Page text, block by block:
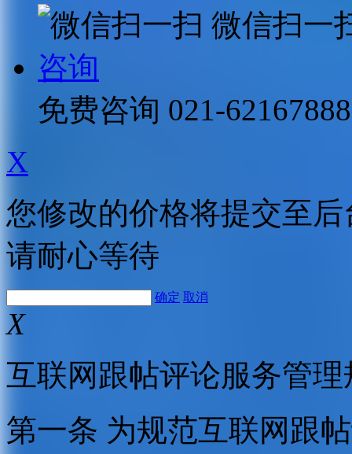
微信扫一
咨询
免费咨询 021-62167888
X
您修改的价格将提交至
请耐心等待
确定 取消
X
互联网跟帖评论服务管理
第一条 为规范互联网跟